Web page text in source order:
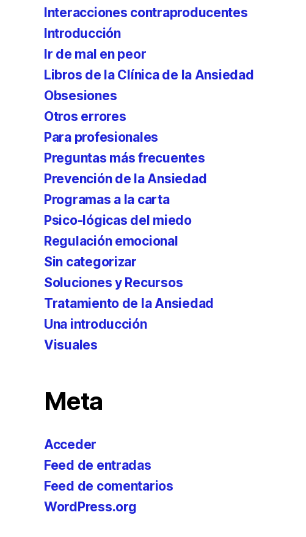
Interacciones contraproducentes
Introducción
Ir de mal en peor
Libros de la Clínica de la Ansiedad
Obsesiones
Otros errores
Para profesionales
Preguntas más frecuentes
Prevención de la Ansiedad
Programas a la carta
Psico-lógicas del miedo
Regulación emocional
Sin categorizar
Soluciones y Recursos
Tratamiento de la Ansiedad
Una introducción
Visuales
Meta
Acceder
Feed de entradas
Feed de comentarios
WordPress.org